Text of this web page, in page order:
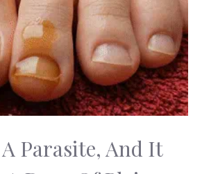
Parasite, And It